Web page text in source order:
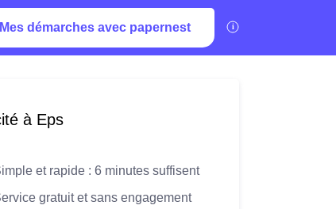
Mes démarches avec papernest
à Eps
et rapide : 6 minutes suffisent
gratuit et sans engagement